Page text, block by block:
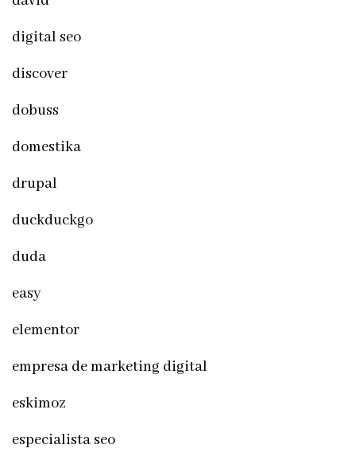
digital seo
discover
dobuss
domestika
drupal
duckduckgo
duda
easy
elementor
empresa de marketing digital
eskimoz
especialista seo